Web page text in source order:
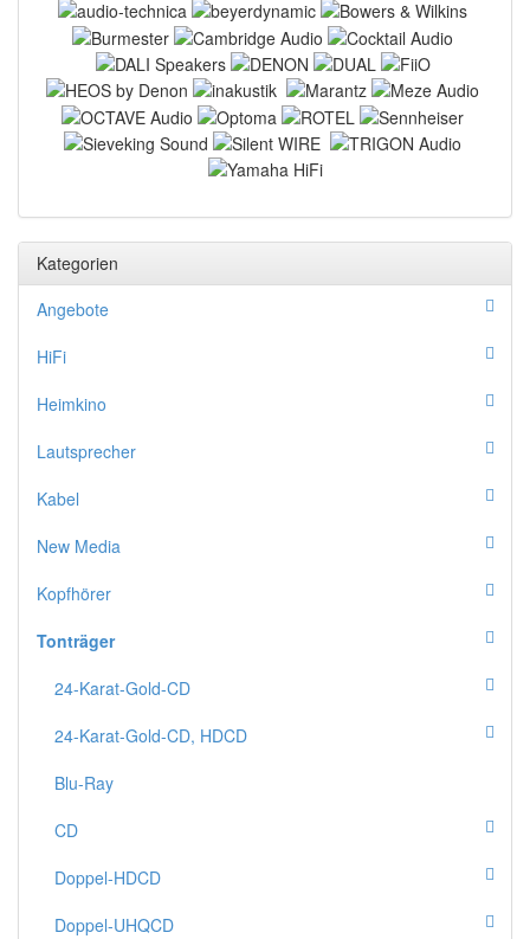
Kategorien
Angebote
HiFi
Heimkino
Lautsprecher
Kabel
New Media
Kopfhörer
Tonträger
24-Karat-Gold-CD
24-Karat-Gold-CD, HDCD
Blu-Ray
CD
Doppel-HDCD
Doppel-UHQCD